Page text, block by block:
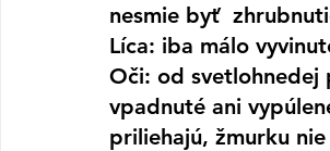
nesmie byť
Líca: iba málo
Oči: od svetlohnedej
vpadnuté ani
priliehajú, žmurku